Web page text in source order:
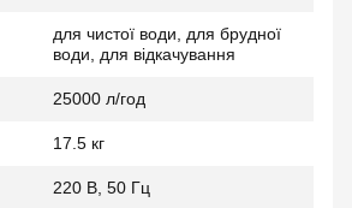
для чистої води, для брудної
води, для відкачування
25000 л/год
17.5 кг
220 В, 50 Гц